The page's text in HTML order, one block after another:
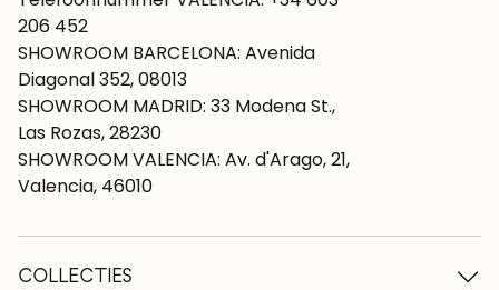
206 452
SHOWROOM BARCELONA: Avenida
Diagonal 352, 08013
SHOWROOM MADRID: 33 Modena St.,
Las Rozas, 28230
SHOWROOM VALENCIA: Av. d'Arago, 21,
Valencia, 46010
COLLECTIES